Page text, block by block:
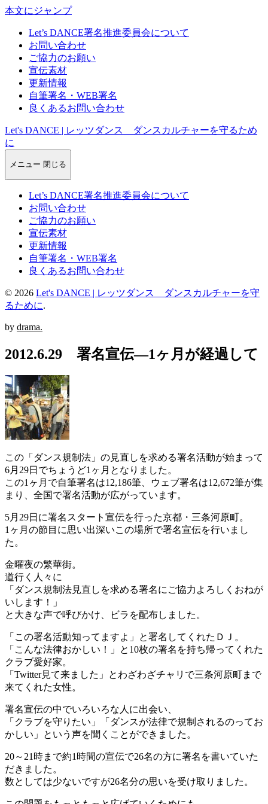
本文にジャンプ
Let’s DANCE署名推進委員会について
お問い合わせ
ご協力のお願い
宣伝素材
更新情報
自筆署名・WEB署名
良くあるお問い合わせ
Let's DANCE | レッツダンス ダンスカルチャーを守るため
に
メニュー 閉じる
Let’s DANCE署名推進委員会について
お問い合わせ
ご協力のお願い
宣伝素材
更新情報
自筆署名・WEB署名
良くあるお問い合わせ
© 2026 Let's DANCE | レッツダンス ダンスカルチャーを守
るために.
by drama.
2012.6.29 署名宣伝―1ヶ月が経過して
この「ダンス規制法」の見直しを求める署名活動が始まって
6月29日でちょうど1ヶ月となりました。
この1ヶ月で自筆署名は12,186筆、ウェブ署名は12,672筆が集
まり、全国で署名活動が広がっています。
5月29日に署名スタート宣伝を行った京都・三条河原町。
1ヶ月の節目に思い出深いこの場所で署名宣伝を行いまし
た。
金曜夜の繁華街。
道行く人々に
「ダンス規制法見直しを求める署名にご協力よろしくおねが
いします！」
と大きな声で呼びかけ、ビラを配布しました。
「この署名活動知ってますよ」と署名してくれたＤＪ。
「こんな法律おかしい！」と10枚の署名を持ち帰ってくれた
クラブ愛好家。
「Twitter見て来ました」とわざわざチャリで三条河原町まで
来てくれた女性。
署名宣伝の中でいろいろな人に出会い、
「クラブを守りたい」「ダンスが法律で規制されるのってお
かしい」という声を聞くことができました。
20～21時まで約1時間の宣伝で26名の方に署名を書いていた
だきました。
数としては少ないですが26名分の思いを受け取りました。